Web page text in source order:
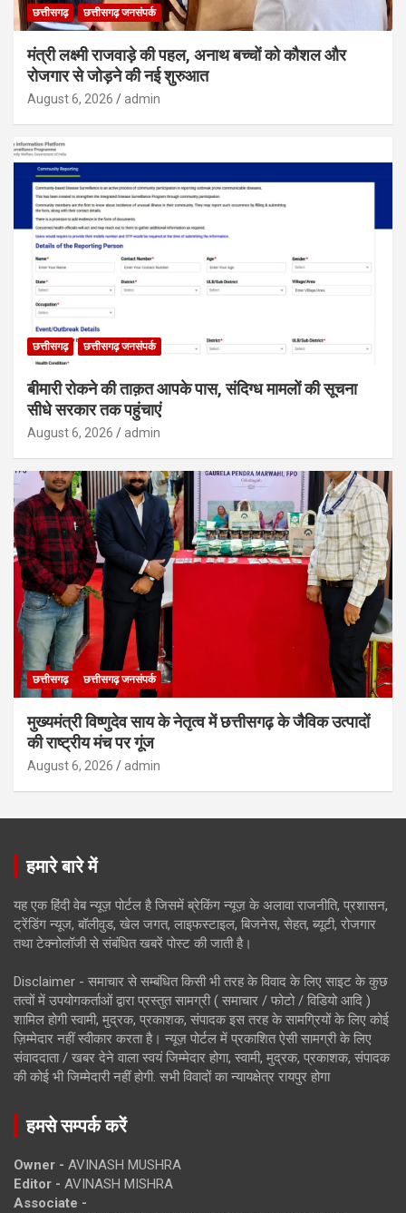
छत्तीसगढ़ छत्तीसगढ़ जनसंपर्क
मंत्री लक्ष्मी राजवाड़े की पहल, अनाथ बच्चों को कौशल और
रोजगार से जोड़ने की नई शुरुआत
August 6, 2026 admin
छत्तीसगढ़ छत्तीसगढ़ जनसंपर्क
बीमारी रोकने की ताक़त आपके पास, संदिग्ध मामलों की सूचना
सीधे सरकार तक पहुंचाएं
August 6, 2026 admin
छत्तीसगढ़ छत्तीसगढ़ जनसंपर्क
मुख्यमंत्री विष्णुदेव साय के नेतृत्व में छत्तीसगढ़ के जैविक उत्पादों
की राष्ट्रीय मंच पर गूंज
August 6, 2026 admin
हमारे बारे में
यह एक हिंदी वेब न्यूज़ पोर्टल है जिसमें ब्रेकिंग न्यूज़ के अलावा राजनीति, प्रशासन,
ट्रेंडिंग न्यूज, बॉलीवुड, खेल जगत, लाइफस्टाइल, बिजनेस, सेहत, ब्यूटी, रोजगार
तथा टेक्नोलॉजी से संबंधित खबरें पोस्ट की जाती है।
Disclaimer - समाचार से सम्बंधित किसी भी तरह के विवाद के लिए साइट के कुछ
तत्वों में उपयोगकर्ताओं द्वारा प्रस्तुत सामग्री ( समाचार / फोटो / विडियो आदि )
शामिल होगी स्वामी, मुद्रक, प्रकाशक, संपादक इस तरह के सामग्रियों के लिए कोई
ज़िम्मेदार नहीं स्वीकार करता है। न्यूज़ पोर्टल में प्रकाशित ऐसी सामग्री के लिए
संवाददाता / खबर देने वाला स्वयं जिम्मेदार होगा, स्वामी, मुद्रक, प्रकाशक, संपादक
की कोई भी जिम्मेदारी नहीं होगी. सभी विवादों का न्यायक्षेत्र रायपुर होगा
हमसे सम्पर्क करें
Owner - AVINASH MUSHRA
Editor - AVINASH MISHRA
Associate -